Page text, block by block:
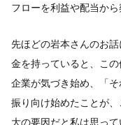
フローを利益や配当から
先ほどの岩本さんのお
金を持っていると、こ
企業が気づき始め、「
振り向け始めたことが
大の要因だと私は思って